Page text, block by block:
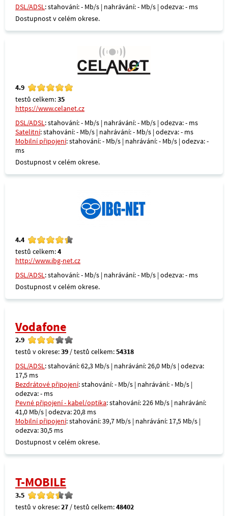
DSL/ADSL: stahování: - Mb/s | nahrávání: - Mb/s | odezva: - ms
Dostupnost v celém okrese.
4.9
testů celkem:35
https://www.celanet.cz
DSL/ADSL: stahování: - Mb/s | nahrávání: - Mb/s | odezva: - ms
Satelitní: stahování: - Mb/s | nahrávání: - Mb/s | odezva: - ms
Mobilní připojení: stahování: - Mb/s | nahrávání: - Mb/s | odezva: -
ms
Dostupnost v celém okrese.
4.4
testů celkem:4
http://www.ibg-net.cz
DSL/ADSL: stahování: - Mb/s | nahrávání: - Mb/s | odezva: - ms
Dostupnost v celém okrese.
Vodafone
2.9
testů v okrese:39 / testů celkem:54318
DSL/ADSL: stahování: 62,3 Mb/s | nahrávání: 26,0 Mb/s | odezva:
17,5 ms
Bezdrátové připojení: stahování: - Mb/s | nahrávání: - Mb/s |
odezva: - ms
Pevné připojení - kabel/optika: stahování: 226 Mb/s | nahrávání:
41,0 Mb/s | odezva: 20,8 ms
Mobilní připojení: stahování: 39,7 Mb/s | nahrávání: 17,5 Mb/s |
odezva: 30,5 ms
Dostupnost v celém okrese.
T-MOBILE
3.5
testů v okrese:27 / testů celkem:48402